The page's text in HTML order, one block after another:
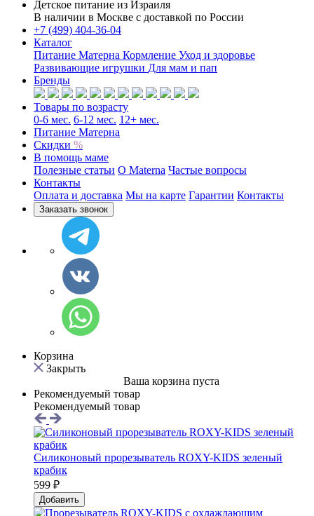
Детское питание из Израиля
В наличии в Москве с доставкой по России
+7 (499) 404-36-04
Каталог
Питание Матерна Кормление Уход и здоровье
Развивающие игрушки Для мам и пап
Бренды
Товары по возрасту
0-6 мес. 6-12 мес. 12+ мес.
Питание Матерна
Скидки %
В помощь маме
Полезные статьи O Materna Частые вопросы
Контакты
Оплата и доставка Мы на карте Гарантии Контакты
Заказать звонок
Корзина
Закрыть
Ваша корзина пуста
Рекомендуемый товар
Рекомендуемый товар
Силиконовый прорезыватель ROXY-KIDS зеленый
крабик
599 ₽
Добавить